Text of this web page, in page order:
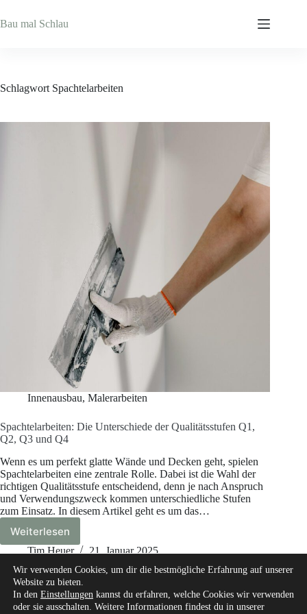
Inhalt
springen
Bau mal Schlau
Schlagwort Spachtelarbeiten
Innenausbau, Malerarbeiten
Spachtelarbeiten: Die Unterschiede der Qualitätsstufen Q1,
Q2, Q3 und Q4
Wenn es um perfekt glatte Wände und Decken geht, spielen
Spachtelarbeiten eine zentrale Rolle. Dabei ist die Wahl der
richtigen Qualitätsstufe entscheidend, denn je nach Anspruch
und Verwendungszweck kommen unterschiedliche Stufen
zum Einsatz. In diesem Artikel geht es um das…
WeiterlesenSpachtelarbeiten:
Die
der
Qualitätsstufen
Q1,
Tim Heuer 21. Januar 2025
Wir verwenden Cookies, um dir die bestmögliche Erfahrung auf unserer
Website zu bieten.
In den Einstellungen kannst du erfahren, welche Cookies wir verwenden
oder sie ausschalten. Weitere Informationen findest du in unserer